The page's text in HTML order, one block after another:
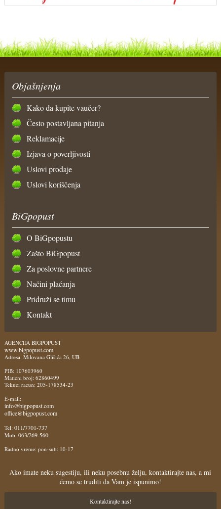
Objašnjenja
Kako da kupite vaučer?
Često postavljana pitanja
Reklamacije
Izjava o poverljivosti
Uslovi prodaje
Uslovi koriščenja
BiGpopust
O BiGpopustu
Zašto BiGpopust
Za poslovne partnere
Načini plaćanja
Pridruži se timu
Kontakt
AGENCIJA BIGPOPUST
www.bigpopust.com
Adresa: Milovana Glišića 26, UB
PIB: 107603960
Maticni broj: 62860499
Tekuci racun: 205-178534-23
E-mail:
info@bigpopust.com
office@bigpopust.com
Tel: 011/7701-737
Mob: 063/269-560
Radno vreme: pon-sub: 10-17
Ako imate neku sugestiju, ili neku posebnu želju, kontaktirajte nas, a mi
ćemo se truditi da Vam je ispunimo!
Kontaktirajte nas!